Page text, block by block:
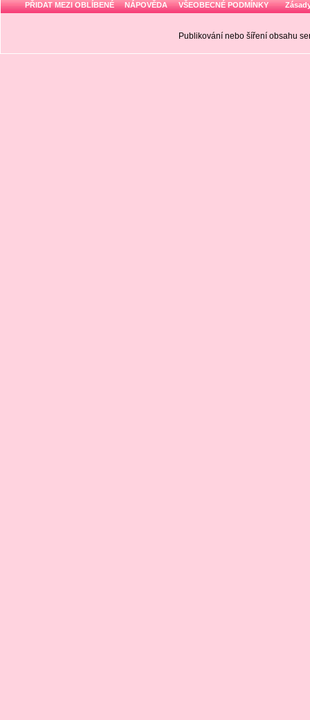
PŘIDAT MEZI OBLÍBENÉ NÁPOVĚDA VŠEOBECNÉ PODMÍNKY
Publikování nebo šíření obsahu